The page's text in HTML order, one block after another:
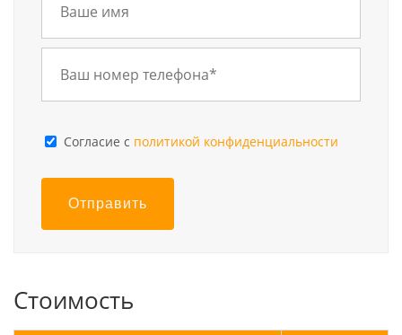
Cогласие с политикой конфиденциальности
Отправить
Стоимость